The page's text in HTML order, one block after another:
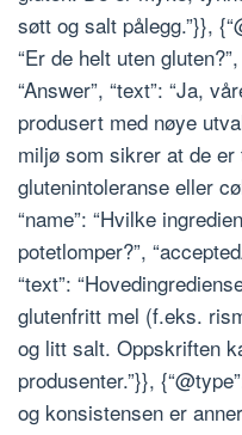
søtt og salt pålegg.”}},
“Er de helt uten
“Answer”, “text”: “Ja,
produsert med nøye
miljø som sikrer at de
glutenintoleranse eller
“name”: “Hvilke
potetlomper?”,
“text”:
glutenfritt mel (f.eks.
og litt salt. Oppskriften
produsenter.”}},
og konsistensen er